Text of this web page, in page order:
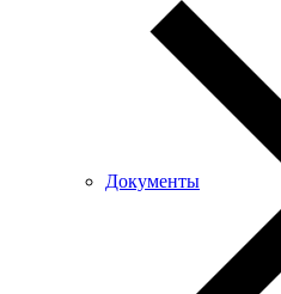
Документы